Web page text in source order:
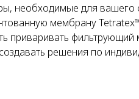
необходимые для вашего
мембрану
фильтрующий
решения по